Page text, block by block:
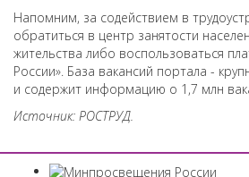
Напомним, за содействием в
обратиться в центр занятости
жительства либо воспользоваться
России». База вакансий портала -
и содержит информацию о 1,7 млн
Источник: РОСТРУД.